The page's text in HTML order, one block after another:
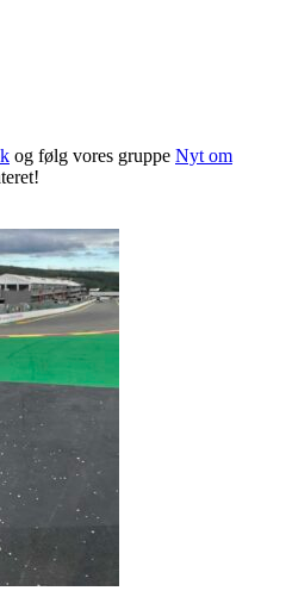
og følg vores gruppe Nyt om